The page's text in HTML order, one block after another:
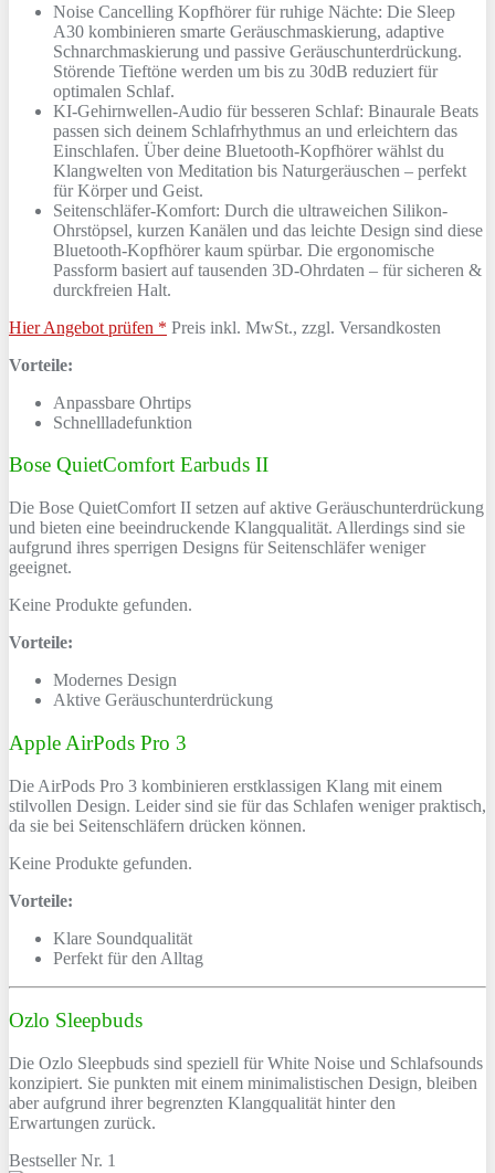
Noise Cancelling Kopfhörer für ruhige Nächte: Die Sleep
A30 kombinieren smarte Geräuschmaskierung, adaptive
Schnarchmaskierung und passive Geräuschunterdrückung.
Störende Tieftöne werden um bis zu 30dB reduziert für
optimalen Schlaf.
KI-Gehirnwellen-Audio für besseren Schlaf: Binaurale Beats
passen sich deinem Schlafrhythmus an und erleichtern das
Einschlafen. Über deine Bluetooth-Kopfhörer wählst du
Klangwelten von Meditation bis Naturgeräuschen – perfekt
für Körper und Geist.
Seitenschläfer-Komfort: Durch die ultraweichen Silikon-
Ohrstöpsel, kurzen Kanälen und das leichte Design sind diese
Bluetooth-Kopfhörer kaum spürbar. Die ergonomische
Passform basiert auf tausenden 3D-Ohrdaten – für sicheren &
durckfreien Halt.
Hier Angebot prüfen * Preis inkl. MwSt., zzgl. Versandkosten
Vorteile:
Anpassbare Ohrtips
Schnellladefunktion
Bose QuietComfort Earbuds II
Die Bose QuietComfort II setzen auf aktive Geräuschunterdrückung
und bieten eine beeindruckende Klangqualität. Allerdings sind sie
aufgrund ihres sperrigen Designs für Seitenschläfer weniger
geeignet.
Keine Produkte gefunden.
Vorteile:
Modernes Design
Aktive Geräuschunterdrückung
Apple AirPods Pro 3
Die AirPods Pro 3 kombinieren erstklassigen Klang mit einem
stilvollen Design. Leider sind sie für das Schlafen weniger praktisch,
da sie bei Seitenschläfern drücken können.
Keine Produkte gefunden.
Vorteile:
Klare Soundqualität
Perfekt für den Alltag
Ozlo Sleepbuds
Die Ozlo Sleepbuds sind speziell für White Noise und Schlafsounds
konzipiert. Sie punkten mit einem minimalistischen Design, bleiben
aber aufgrund ihrer begrenzten Klangqualität hinter den
Erwartungen zurück.
Bestseller Nr. 1